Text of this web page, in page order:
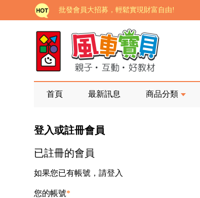
批發會員大招募，輕鬆實現財富自由!
如需更改或重開發票 需在訂單成立三天內通
老師您好!!幼教會員火熱招募中~
海外購物免煩惱！點我查看『海外購物流程說
家長樂了!「風車書版集團暨FOOD超人企業
如需更改或重開發票 需在訂單成立三天內通
老師您好!!幼教會員火熱招募中~
海外購物免煩惱！點我查看『海外購物流程說
首頁 最新訊息 商品分類
登入或註冊會員
已註冊的會員
如果您已有帳號，請登入
您的帳號*